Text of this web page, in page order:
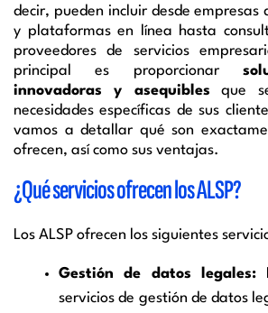
decir, pueden incluir desde empresas
y plataformas en línea hasta
proveedores de servicios
principal es proporcionar
innovadoras y asequibles que
necesidades específicas de sus
vamos a detallar qué son
ofrecen, así como sus ventajas.
¿Qué servicios ofrecen los ALSP?
Los ALSP ofrecen los siguientes
Gestión de datos legales:
servicios de gestión de datos